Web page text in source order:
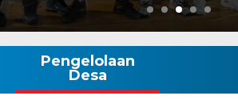
Pengelolaan
Desa